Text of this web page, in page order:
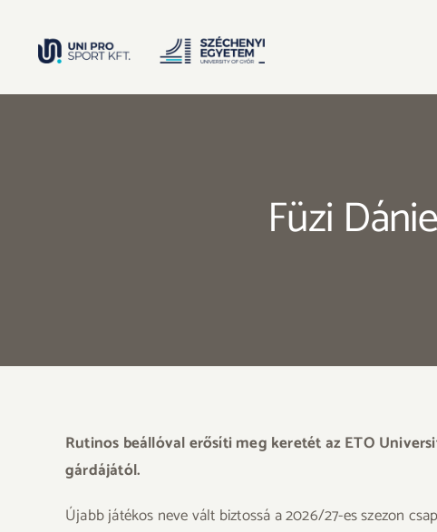
Füzi
Rutinos beállóval erősíti meg keretét az ETO
gárdájától.
Újabb játékos neve vált biztossá a 2026/27-es szezon